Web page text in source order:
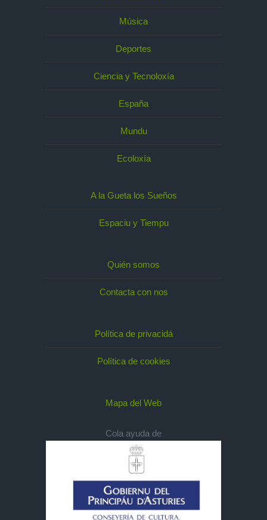
Música
Deportes
Ciencia y Tecnoloxía
España
Mundu
Ecoloxía
A la Gueta los Sueños
Espaciu y Tiempu
Quién somos
Contacta con nos
Política de privacidá
Política de cookies
Mapa del Web
Cola ayuda de